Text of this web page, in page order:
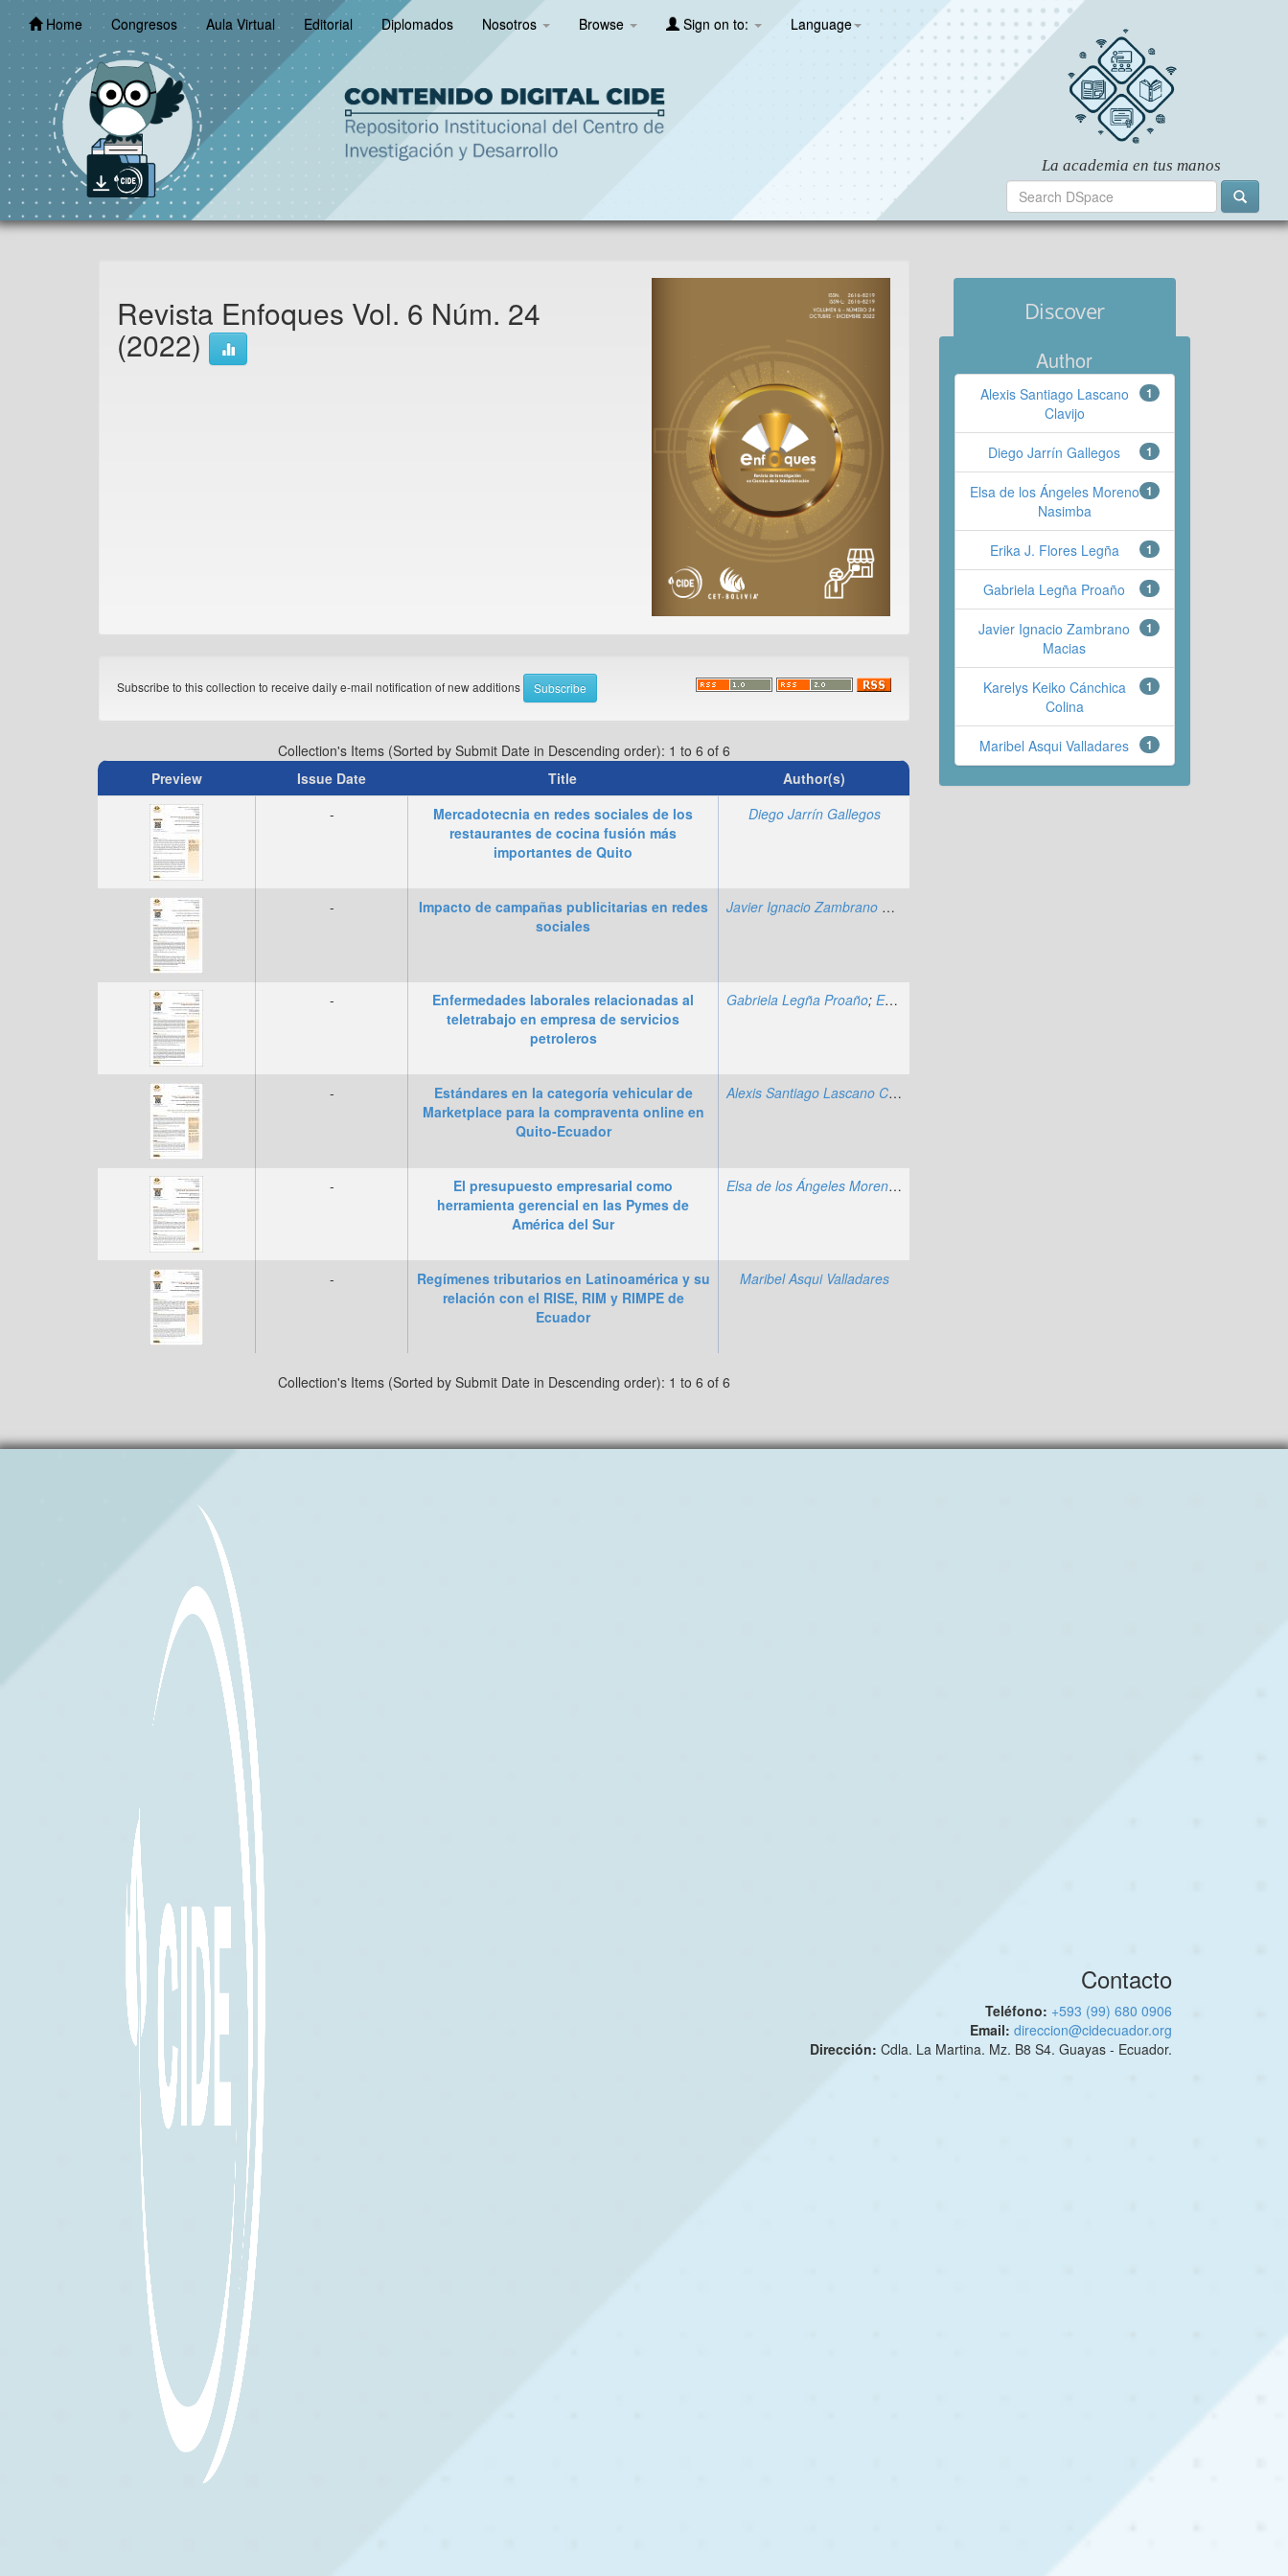
Skip
navigationHome Congresos Aula Virtual Editorial Diplomados Nosotros Browse Sign on to: Language
Revista Enfoques Vol. 6 Núm. 24
(2022)
Subscribe to this collection to receive daily e-mail notification of new additions
Collection's Items (Sorted by Submit Date in Descending order): 1 to 6 of 6
Preview
Issue Date Title
Author(s)
-
Mercadotecnia en redes sociales de los
restaurantes de cocina fusión más
importantes de Quito
Diego Jarrín Gallegos
-
Impacto de campañas publicitarias en redes
sociales
Javier Ignacio Zambrano Macias
-
Enfermedades laborales relacionadas al
teletrabajo en empresa de servicios
petroleros
Gabriela Legña Proaño;Erika J. Flores Legña
-
Estándares en la categoría vehicular de
Marketplace para la compraventa online en
Quito-Ecuador
Alexis Santiago Lascano Clavijo
-
El presupuesto empresarial como
herramienta gerencial en las Pymes de
América del Sur
Elsa de los Ángeles Moreno Nasimba
-
Regímenes tributarios en Latinoamérica y su
relación con el RISE, RIM y RIMPE de
Ecuador
Maribel Asqui Valladares
Collection's Items (Sorted by Submit Date in Descending order): 1 to 6 of 6
Discover
Author
1
Alexis Santiago Lascano
Clavijo
1
Diego Jarrín Gallegos
1
Elsa de los Ángeles Moreno
Nasimba
1
Erika J. Flores Legña
1
Gabriela Legña Proaño
1
Javier Ignacio Zambrano
Macias
1
Karelys Keiko Cánchica
Colina
1
Maribel Asqui Valladares
Contacto
Teléfono: +593 (99) 680 0906
Email: direccion@cidecuador.org
Dirección: Cdla. La Martina. Mz. B8 S4. Guayas - Ecuador.